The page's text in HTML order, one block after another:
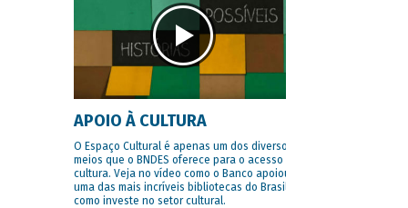
APOIO À CULTURA
O Espaço Cultural é apenas um dos diversos
meios que o BNDES oferece para o acesso à
cultura. Veja no vídeo como o Banco apoiou
uma das mais incríveis bibliotecas do Brasil e
como investe no setor cultural.